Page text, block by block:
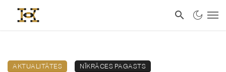
AKTUALITĀTES NĪKRĀCES PAGASTS